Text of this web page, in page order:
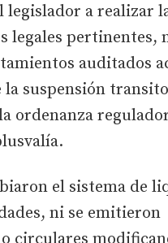
legislador a realizar
legales pertinentes,
auditados
la suspensión
ordenanza
el sistema de
ni se emitieron